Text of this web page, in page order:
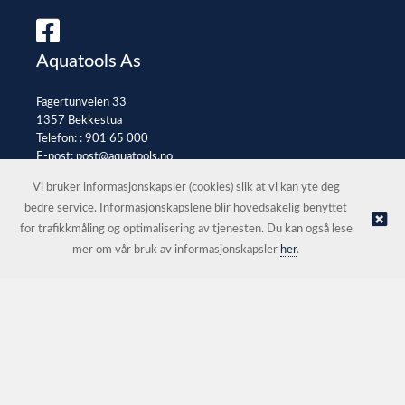
Aquatools As
Fagertunveien 33
1357 Bekkestua
Telefon: : 901 65 000
E-post:post@aquatools.no
© Aquatools As |Nettbutikk levert av Kréatif
Vi bruker informasjonskapsler (cookies) slik at vi kan yte deg
bedre service. Informasjonskapslene blir hovedsakelig benyttet
for trafikkmåling og optimalisering av tjenesten. Du kan også lese
mer om vår bruk av informasjonskapsler her.